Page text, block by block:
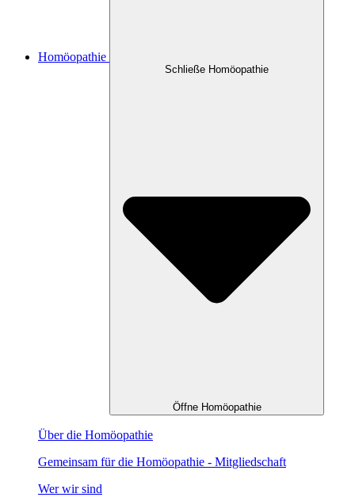
Homöopathie
Schließe Homöopathie
Öffne Homöopathie
Über die Homöopathie
Gemeinsam für die Homöopathie - Mitgliedschaft
Wer wir sind